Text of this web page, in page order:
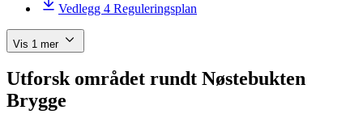
Vedlegg 4 Reguleringsplan
Vis 1 mer
Utforsk området rundt Nøstebukten
Brygge